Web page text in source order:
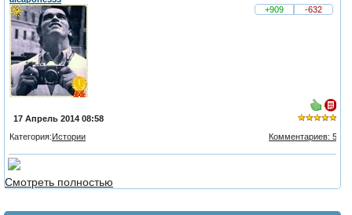
+909
-632
из 5,
17 Апрель 2014 08:58
Комментариев: 5
Категория:Истории
Смотреть полностью